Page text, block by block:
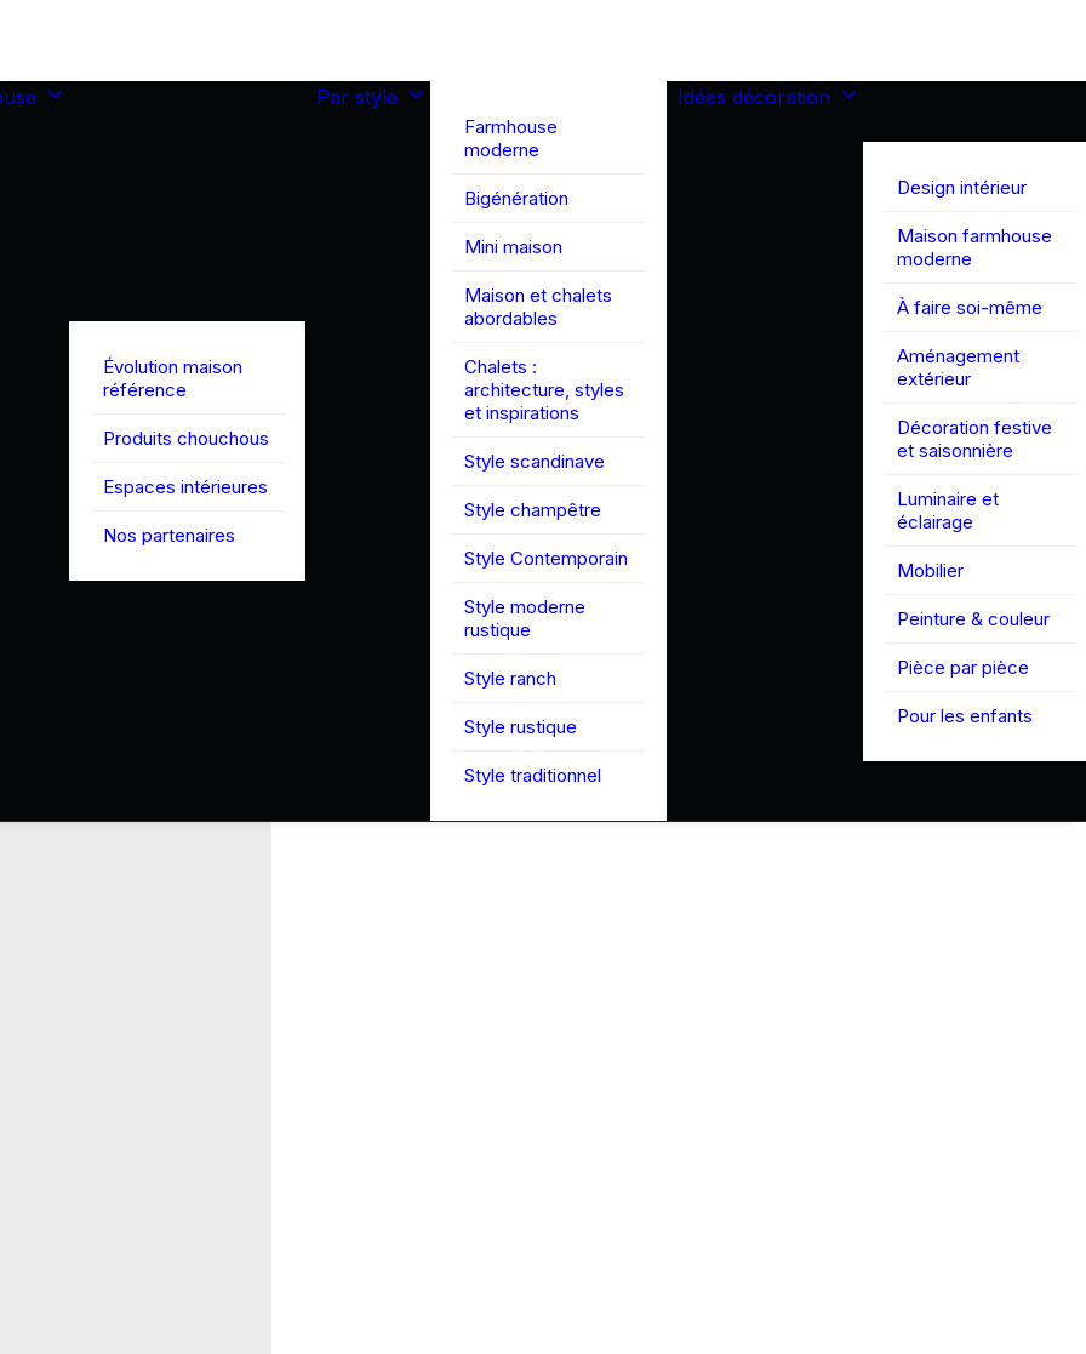
Évolution maison
référence
Produits chouchous
Espaces intérieures
Nos partenaires
Par style
Farmhouse
moderne
Bigénération
Mini maison
Maison et chalets
abordables
Chalets :
architecture, styles
et inspirations
Style scandinave
Style champêtre
Style Contemporain
Style moderne
rustique
Style ranch
Style rustique
Style traditionnel
Idées décoration
Design intérieur
Maison farmhouse
moderne
À faire soi-même
Aménagement
extérieur
Décoration festive
et saisonnière
Luminaire et
éclairage
Mobilier
Peinture & couleur
Pièce par pièce
Pour les enfants